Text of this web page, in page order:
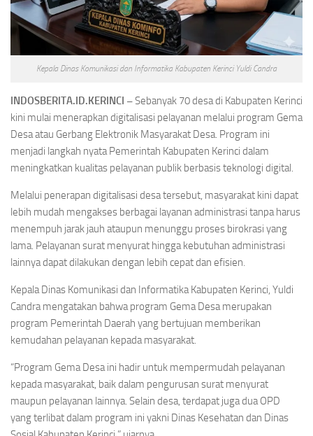
Kepala Dinas Komunikasi dan Informatika Kabupaten Kerinci Yuldi Candra
INDOSBERITA.ID.KERINCI –Sebanyak 70 desa di Kabupaten Kerinci
kini mulai menerapkan digitalisasi pelayanan melalui program Gema
Desa atau Gerbang Elektronik Masyarakat Desa. Program ini
menjadi langkah nyata Pemerintah Kabupaten Kerinci dalam
meningkatkan kualitas pelayanan publik berbasis teknologi digital.
Melalui penerapan digitalisasi desa tersebut, masyarakat kini dapat
lebih mudah mengakses berbagai layanan administrasi tanpa harus
menempuh jarak jauh ataupun menunggu proses birokrasi yang
lama. Pelayanan surat menyurat hingga kebutuhan administrasi
lainnya dapat dilakukan dengan lebih cepat dan efisien.
Kepala Dinas Komunikasi dan Informatika Kabupaten Kerinci, Yuldi
Candra mengatakan bahwa program Gema Desa merupakan
program Pemerintah Daerah yang bertujuan memberikan
kemudahan pelayanan kepada masyarakat.
“Program Gema Desa ini hadir untuk mempermudah pelayanan
kepada masyarakat, baik dalam pengurusan surat menyurat
maupun pelayanan lainnya. Selain desa, terdapat juga dua OPD
yang terlibat dalam program ini yakni Dinas Kesehatan dan Dinas